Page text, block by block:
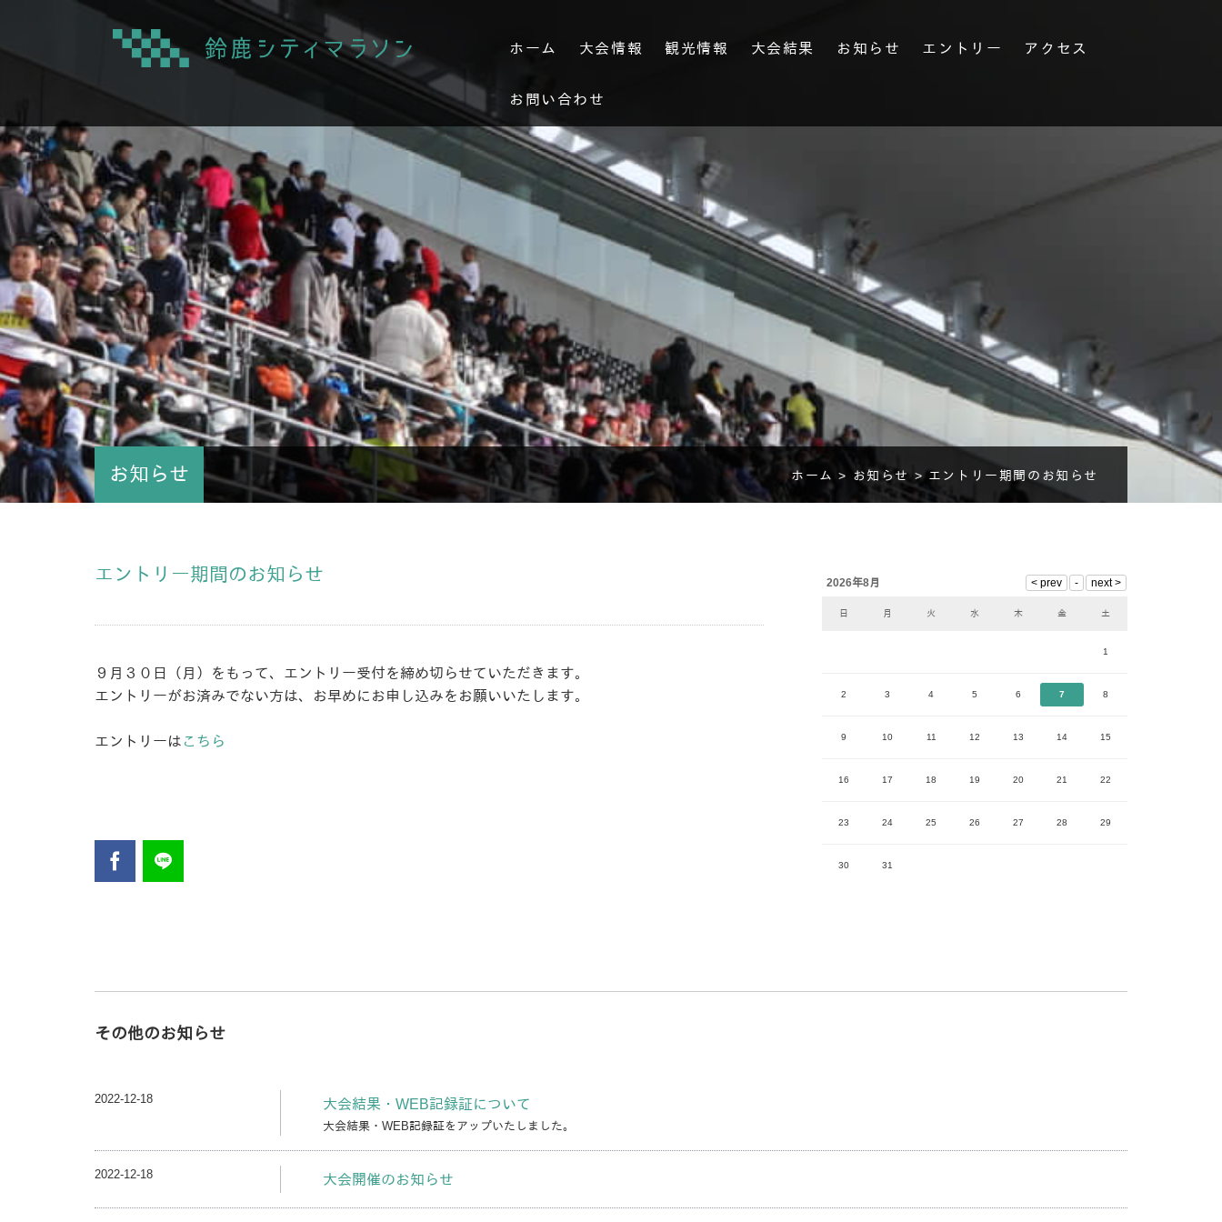
ホーム 大会情報 観光情報 大会結果 お知らせ エントリー アクセス
お問い合わせ
お知らせ ホーム > お知らせ > エントリー期間のお知らせ
エントリー期間のお知らせ
９月３０日（月）をもって、エントリー受付を締め切らせていただきます。
エントリーがお済みでない方は、お早めにお申し込みをお願いいたします。
エントリーは こちら
2026年8月
日 月 火 水 木 金 土
1
2 3 4 5 6 7 8
9 10 11 12 13 14 15
16 17 18 19 20 21 22
23 24 25 26 27 28 29
30 31
その他のお知らせ
2022-12-18 大会結果・WEB記録証について
大会結果・WEB記録証をアップいたしました。
2022-12-18 大会開催のお知らせ